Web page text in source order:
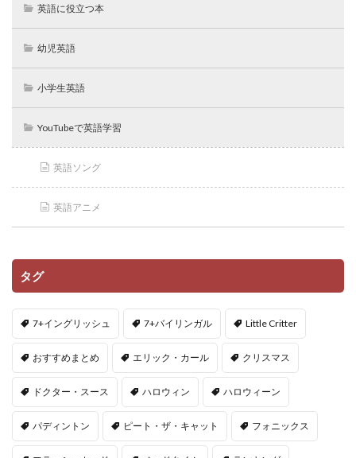
英語に役立つ本
幼児英語
小学生英語
YouTubeで英語学習
英語ソング
英語アニメ
タグ
7+イングリッシュ 7+バイリンガル Little Critter
おすすめまとめ エリック・カール クリスマス
ドクター・スース ハロウィン ハロウィーン
パディントン ピート・ザ・キャット フォニックス